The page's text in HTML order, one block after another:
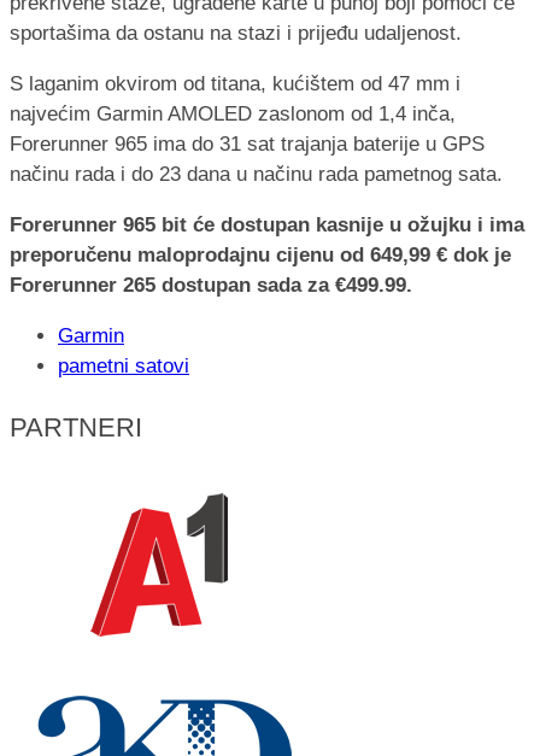
sportašima da ostanu na stazi i prijeđu udaljenost.
S laganim okvirom od titana, kućištem od 47 mm i
najvećim Garmin AMOLED zaslonom od 1,4 inča,
Forerunner 965 ima do 31 sat trajanja baterije u GPS
načinu rada i do 23 dana u načinu rada pametnog sata.
Forerunner 965 bit će dostupan kasnije u ožujku i ima
preporučenu maloprodajnu cijenu od 649,99 € dok je
Forerunner 265 dostupan sada za €499.99.
Garmin
pametni satovi
PARTNERI